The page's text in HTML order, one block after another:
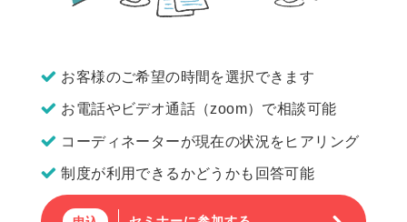
お客様のご希望の時間を選択できます
お電話やビデオ通話（zoom）で相談可能
コーディネーターが現在の状況をヒアリング
制度が利用できるかどうかも回答可能